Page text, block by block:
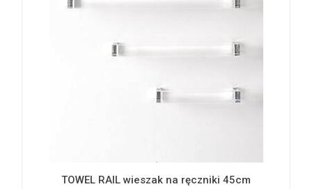
TOWEL RAIL wieszak na ręczniki 45cm